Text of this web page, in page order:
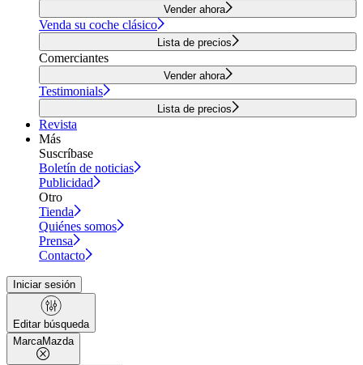
Vender ahora
Venda su coche clásico
Lista de precios
Comerciantes
Vender ahora
Testimonials
Lista de precios
Revista
Más
Suscríbase
Boletín de noticias
Publicidad
Otro
Tienda
Quiénes somos
Prensa
Contacto
Iniciar sesión
Editar búsqueda
MarcaMazda